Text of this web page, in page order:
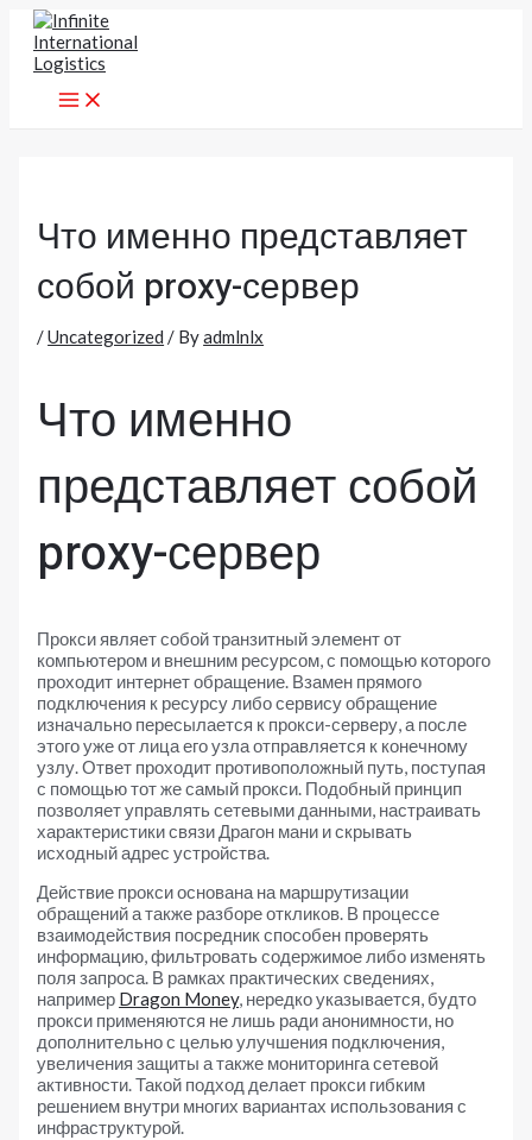
Skip
content
MENU
Что именно представляет
собой proxy-сервер
/Uncategorized / Byadmlnlx
Что именно
представляет собой
proxy-сервер
Прокси являет собой транзитный элемент от
компьютером и внешним ресурсом, с помощью которого
проходит интернет обращение. Взамен прямого
подключения к ресурсу либо сервису обращение
изначально пересылается к прокси-серверу, а после
этого уже от лица его узла отправляется к конечному
узлу. Ответ проходит противоположный путь, поступая
с помощью тот же самый прокси. Подобный принцип
позволяет управлять сетевыми данными, настраивать
характеристики связи Драгон мани и скрывать
исходный адрес устройства.
Действие прокси основана на маршрутизации
обращений а также разборе откликов. В процессе
взаимодействия посредник способен проверять
информацию, фильтровать содержимое либо изменять
поля запроса. В рамках практических сведениях,
например Dragon Money, нередко указывается, будто
прокси применяются не лишь ради анонимности, но
дополнительно с целью улучшения подключения,
увеличения защиты а также мониторинга сетевой
активности. Такой подход делает прокси гибким
решением внутри многих вариантах использования с
инфраструктурой.